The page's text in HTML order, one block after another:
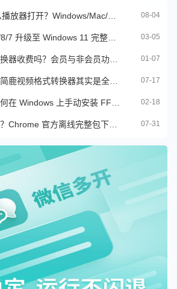
SWF文件用什么播放器打开？Windows/Mac/移动端全平台解决方案汇总 08-04
从 Windows 10/8/7 升级至 Windows 11 完整图文教程 03-05
简鹿视频格式转换器收费吗？会员与非会员功能对比看这里 01-07
别被名字骗了！简鹿视频格式转换器其实是全能音频处理神器 07-17
简鹿办公分享如何在 Windows 上手动安装 FFmpeg 02-18
在线安装总失败？Chrome 官方离线完整包下载教程 07-31